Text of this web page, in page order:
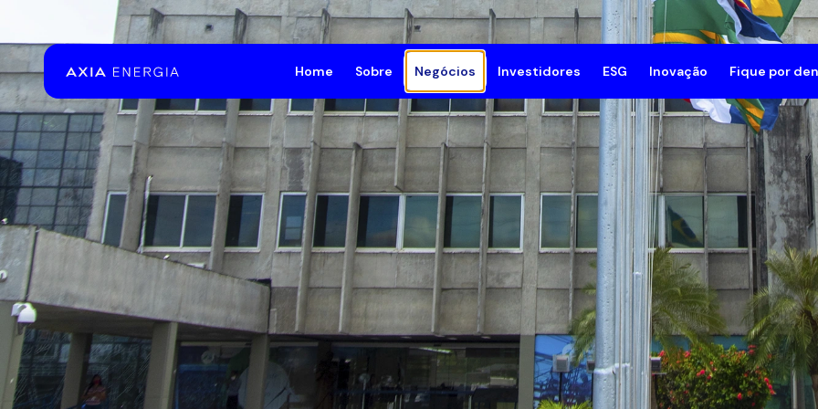
Pular para o Conteúdo principal
Home Sobre
A Empresa
Estrutura Corporativa
Biblioteca de documentos
Saúde e Segurança do Trabalho
Patrocínios
Negócios
Geração e Transmissão
Comprar Energia
Compensar Emissões de CO₂
Resposta da Demanda
Subsidiárias
Investidores ESG
Meio Ambiente
Social
Governança
Programa de Compliance
Gestão ESG
Inovação
Innovation Grid
Fique por
Sala de
Notícias